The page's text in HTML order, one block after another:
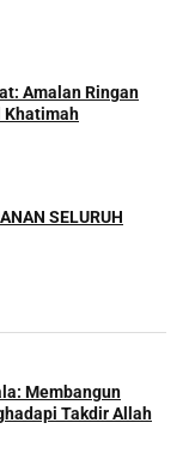
Amalan Ringan
Khatimah
SELURUH
Membangun
Takdir Allah